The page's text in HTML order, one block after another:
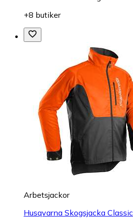
+8 butiker
Arbetsjackor
Husqvarna Skogsjacka Classic